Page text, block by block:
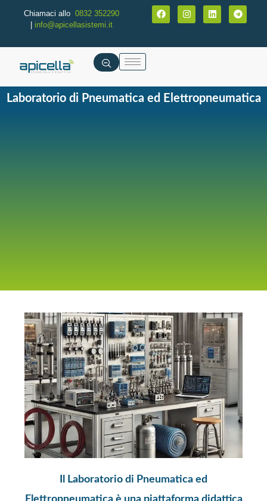
Chiamaci allo 0832 352290
info@apicellasistemi.it
Laboratorio di Pneumatica ed Elettropneumatica
Il Laboratorio di Pneumatica ed